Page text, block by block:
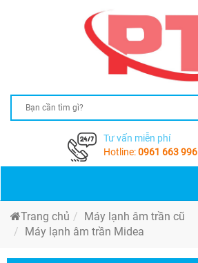
Tư vấn miễn phí
Hotline:0961 663 996
Trang chủ
Máy lạnh âm trần cũ
Máy lạnh âm trần Midea